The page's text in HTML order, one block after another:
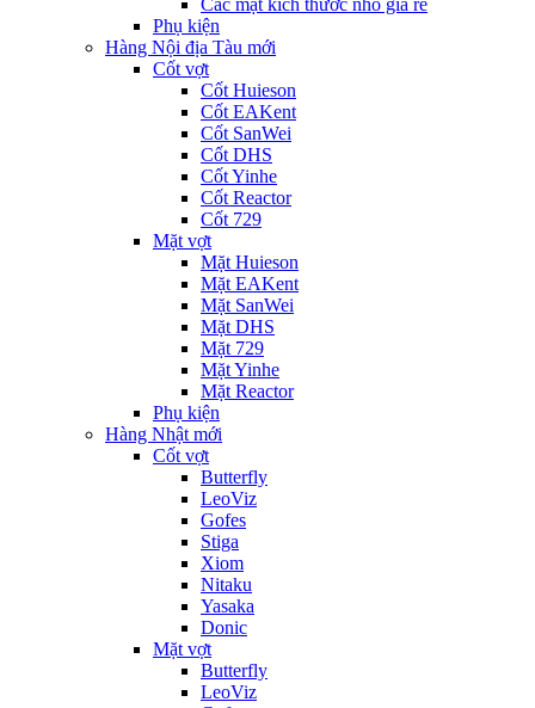
Phụ kiện
Hàng Nội địa Tàu mới
Cốt vợt
Cốt Huieson
Cốt EAKent
Cốt SanWei
Cốt DHS
Cốt Yinhe
Cốt Reactor
Cốt 729
Mặt vợt
Mặt Huieson
Mặt EAKent
Mặt SanWei
Mặt DHS
Mặt 729
Mặt Yinhe
Mặt Reactor
Phụ kiện
Hàng Nhật mới
Cốt vợt
Butterfly
LeoViz
Gofes
Stiga
Xiom
Nitaku
Yasaka
Donic
Mặt vợt
Butterfly
LeoViz